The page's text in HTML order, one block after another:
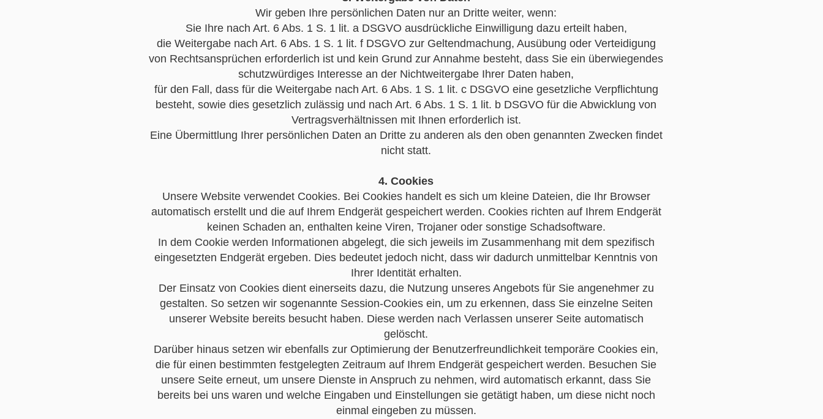
Wir geben Ihre persönlichen Daten nur an Dritte weiter, wenn:
Sie Ihre nach Art. 6 Abs. 1 S. 1 lit. a DSGVO ausdrückliche Einwilligung dazu erteilt haben,
die Weitergabe nach Art. 6 Abs. 1 S. 1 lit. f DSGVO zur Geltendmachung, Ausübung oder Verteidigung
von Rechtsansprüchen erforderlich ist und kein Grund zur Annahme besteht, dass Sie ein überwiegendes
schutzwürdiges Interesse an der Nichtweitergabe Ihrer Daten haben,
für den Fall, dass für die Weitergabe nach Art. 6 Abs. 1 S. 1 lit. c DSGVO eine gesetzliche Verpflichtung
besteht, sowie dies gesetzlich zulässig und nach Art. 6 Abs. 1 S. 1 lit. b DSGVO für die Abwicklung von
Vertragsverhältnissen mit Ihnen erforderlich ist.
Eine Übermittlung Ihrer persönlichen Daten an Dritte zu anderen als den oben genannten Zwecken findet
nicht statt.
4. Cookies
Unsere Website verwendet Cookies. Bei Cookies handelt es sich um kleine Dateien, die Ihr Browser
automatisch erstellt und die auf Ihrem Endgerät gespeichert werden. Cookies richten auf Ihrem Endgerät
keinen Schaden an, enthalten keine Viren, Trojaner oder sonstige Schadsoftware.
In dem Cookie werden Informationen abgelegt, die sich jeweils im Zusammenhang mit dem spezifisch
eingesetzten Endgerät ergeben. Dies bedeutet jedoch nicht, dass wir dadurch unmittelbar Kenntnis von
Ihrer Identität erhalten.
Der Einsatz von Cookies dient einerseits dazu, die Nutzung unseres Angebots für Sie angenehmer zu
gestalten. So setzen wir sogenannte Session-Cookies ein, um zu erkennen, dass Sie einzelne Seiten
unserer Website bereits besucht haben. Diese werden nach Verlassen unserer Seite automatisch
gelöscht.
Darüber hinaus setzen wir ebenfalls zur Optimierung der Benutzerfreundlichkeit temporäre Cookies ein,
die für einen bestimmten festgelegten Zeitraum auf Ihrem Endgerät gespeichert werden. Besuchen Sie
unsere Seite erneut, um unsere Dienste in Anspruch zu nehmen, wird automatisch erkannt, dass Sie
bereits bei uns waren und welche Eingaben und Einstellungen sie getätigt haben, um diese nicht noch
einmal eingeben zu müssen.